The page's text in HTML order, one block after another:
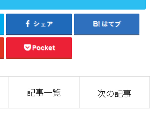
記事一覧 次の記事